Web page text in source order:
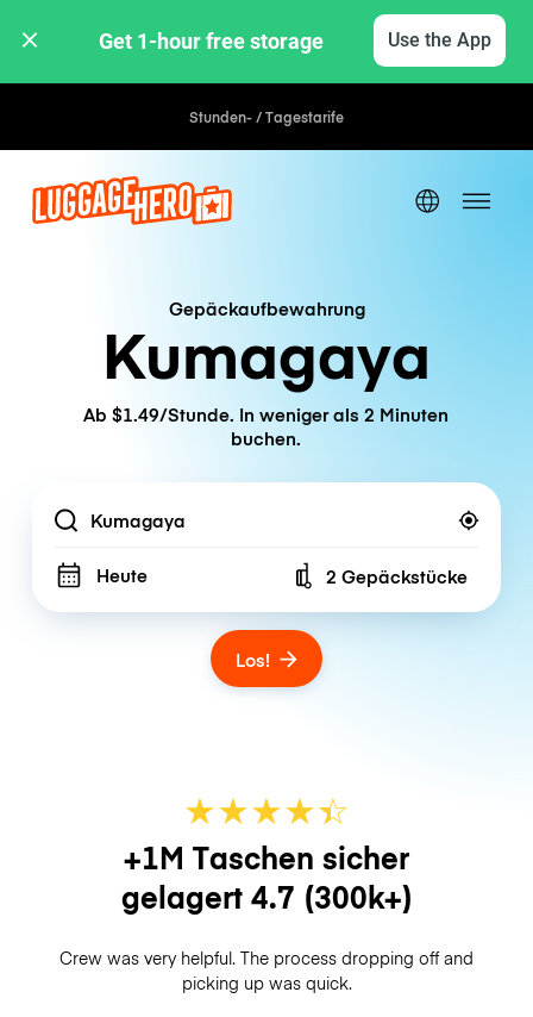
Get 1-hour free storage Use the App
Stunden- / Tagestarife
Gepäckaufbewahrung
Kumagaya
Ab $1.49/Stunde. In weniger als 2 Minuten
buchen.
Location
Heute Number of bags
2 Gepäckstücke
Los!
★★★★☆
★
+1M Taschen sicher
gelagert 4.7 (300k+)
Crew was very helpful. The process dropping off and
picking up was quick.